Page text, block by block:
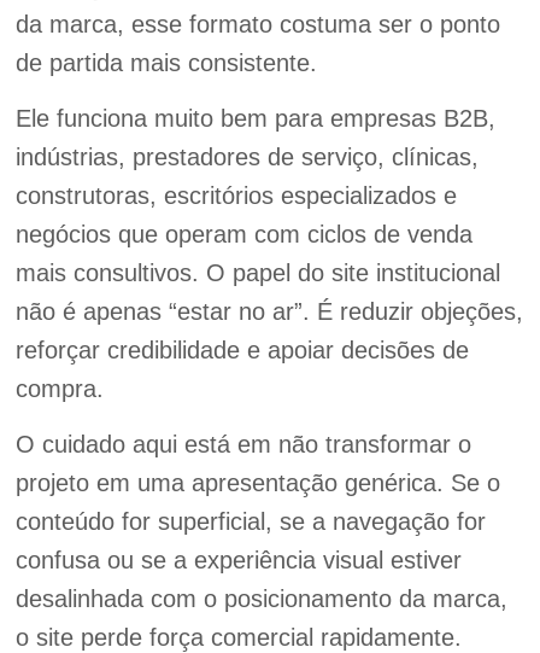
da marca, esse formato costuma ser o ponto
de partida mais consistente.
Ele funciona muito bem para empresas B2B,
indústrias, prestadores de serviço, clínicas,
construtoras, escritórios especializados e
negócios que operam com ciclos de venda
mais consultivos. O papel do site institucional
não é apenas “estar no ar”. É reduzir objeções,
reforçar credibilidade e apoiar decisões de
compra.
O cuidado aqui está em não transformar o
projeto em uma apresentação genérica. Se o
conteúdo for superficial, se a navegação for
confusa ou se a experiência visual estiver
desalinhada com o posicionamento da marca,
o site perde força comercial rapidamente.